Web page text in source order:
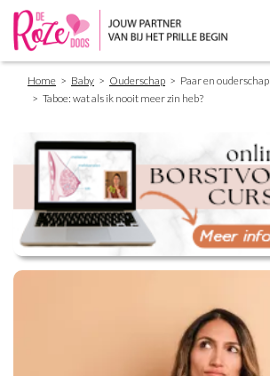
Breadcrumb
Home Baby Ouderschap
Paar en ouderschap
Taboe: wat als ik nooit meer zin heb?